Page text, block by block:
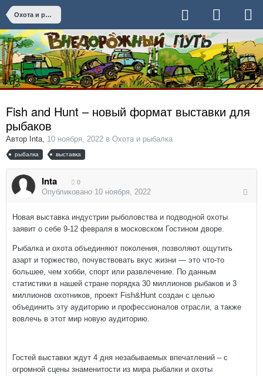
Охота и рыбалка
Fish and Hunt – новый формат выставки для
рыбаков
Автор Inta, 10 ноября, 2022 в Охота и рыбалка
рыбалка выставка
Inta
0
Опубликовано 10 ноября, 2022
Новая выставка индустрии рыболовства и подводной охоты
заявит о себе 9-12 февраля в московском Гостином дворе.
Рыбалка и охота объединяют поколения, позволяют ощутить
азарт и торжество, почувствовать вкус жизни — это что-то
большее, чем хобби, спорт или развлечение. По данным
статистики в нашей стране порядка 30 миллионов рыбаков и 3
миллионов охотников, проект Fish&Hunt создан с целью
объединить эту аудиторию и профессионалов отрасли, а также
вовлечь в этот мир новую аудиторию.
Гостей выставки ждут 4 дня незабываемых впечатлений – с
огромной сцены знаменитости из мира рыбалки и охоты